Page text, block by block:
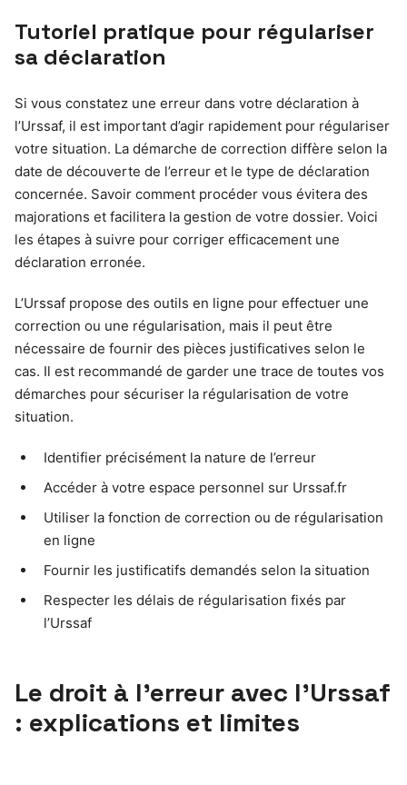
Tutoriel pratique pour régulariser
sa déclaration
Si vous constatez une erreur dans votre déclaration à
l’Urssaf, il est important d’agir rapidement pour régulariser
votre situation. La démarche de correction diffère selon la
date de découverte de l’erreur et le type de déclaration
concernée. Savoir comment procéder vous évitera des
majorations et facilitera la gestion de votre dossier. Voici
les étapes à suivre pour corriger efficacement une
déclaration erronée.
L’Urssaf propose des outils en ligne pour effectuer une
correction ou une régularisation, mais il peut être
nécessaire de fournir des pièces justificatives selon le
cas. Il est recommandé de garder une trace de toutes vos
démarches pour sécuriser la régularisation de votre
situation.
Identifier précisément la nature de l’erreur
Accéder à votre espace personnel sur Urssaf.fr
Utiliser la fonction de correction ou de régularisation
en ligne
Fournir les justificatifs demandés selon la situation
Respecter les délais de régularisation fixés par
l’Urssaf
Le droit à l’erreur avec l’Urssaf
: explications et limites